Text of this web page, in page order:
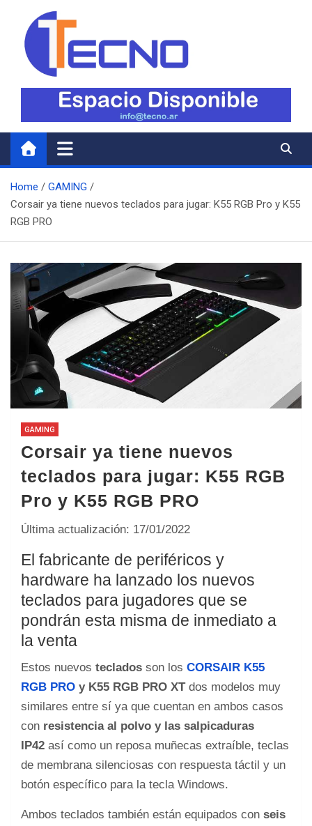
content
Tecno
Todo lo nuevo en Tecnología
Home
GAMING
Corsair ya tiene nuevos teclados para jugar: K55 RGB Pro y K55
RGB PRO
GAMING
Corsair ya tiene nuevos
teclados para jugar: K55 RGB
Pro y K55 RGB PRO
Última actualización: 17/01/2022
El fabricante de periféricos y
hardware ha lanzado los nuevos
teclados para jugadores que se
pondrán esta misma de inmediato a
la venta
Estos nuevos teclados son los CORSAIR K55
RGB PRO y K55 RGB PRO XTdos modelos muy
similares entre sí ya que cuentan en ambos casos
con resistencia al polvo y las salpicaduras
IP42 así como un reposa muñecas extraíble, teclas
de membrana silenciosas con respuesta táctil y un
botón específico para la tecla Windows.
Ambos teclados también están equipados con seis